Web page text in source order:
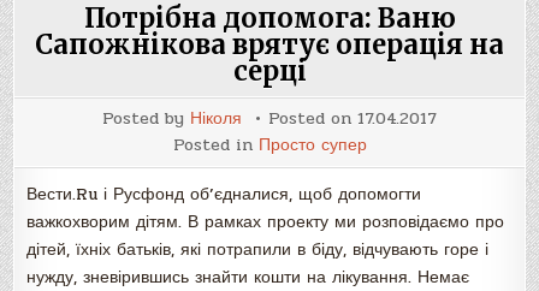
Потрібна допомога: Ваню
Сапожнікова врятує операція на
серці
Posted by Ніколя Posted on 17.04.2017
Posted in Просто супер
Вести.Ru і Русфонд об’єдналися, щоб допомогти
важкохворим дітям. В рамках проекту ми розповідаємо про
дітей, їхніх батьків, які потрапили в біду, відчувають горе і
нужду, зневірившись знайти кошти на лікування. Немає